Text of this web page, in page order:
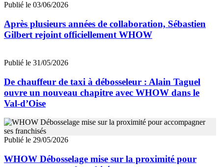
Publié le 03/06/2026
Après plusieurs années de collaboration, Sébastien
Gilbert rejoint officiellement WHOW
Publié le 31/05/2026
De chauffeur de taxi à débosseleur : Alain Taguel
ouvre un nouveau chapitre avec WHOW dans le
Val-d’Oise
Publié le 29/05/2026
WHOW Débosselage mise sur la proximité pour